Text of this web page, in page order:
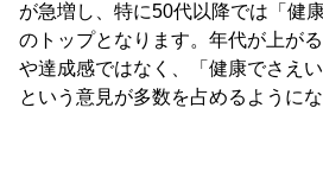
が急増し、特に50代以降では「健
のトップとなります。年代が上が
や達成感ではなく、「健康でさえ
という意見が多数を占めるようにな